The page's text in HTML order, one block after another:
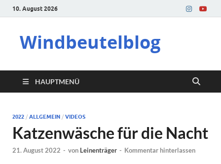
10. August 2026
Windbeutelblog
HAUPTMENÜ
2022 / ALLGEMEIN / VIDEOS
Katzenwäsche für die Nacht
21. August 2022 - von Leinenträger - Kommentar hinterlassen